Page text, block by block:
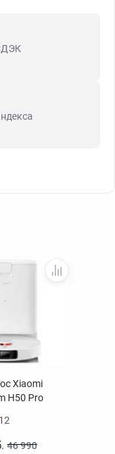
Xiaomi
H50 Pro
12
46 990